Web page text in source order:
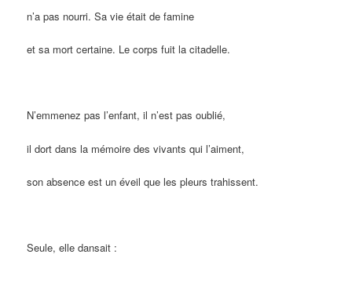
n’a pas nourri. Sa vie était de famine
et sa mort certaine. Le corps fuit la citadelle.
N’emmenez pas l’enfant, il n’est pas oublié,
il dort dans la mémoire des vivants qui l’aiment,
son absence est un éveil que les pleurs trahissent.
Seule, elle dansait :